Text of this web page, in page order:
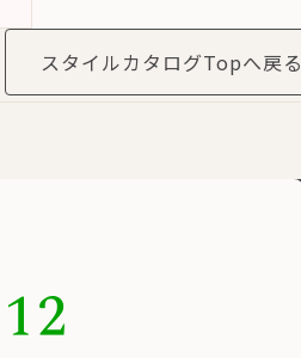
スタイルカタログTopへ戻る